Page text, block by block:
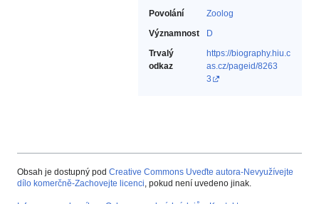
Povolání
Zoolog‎
Významnost
D
Trvalý
odkaz
https://biography.hiu.c
as.cz/pageid/8263
3
Obsah je dostupný pod Creative Commons Uveďte autora-Nevyužívejte
dílo komerčně-Zachovejte licenci, pokud není uvedeno jinak.